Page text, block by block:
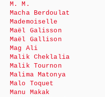
M. M.
Macha Berdoulat
Mademoiselle
Maël Galisson
Maël Gallison
Mag Ali
Malik Cheklalia
Malik Tournon
Malima Matonya
Malo Toquet
Manu Makak